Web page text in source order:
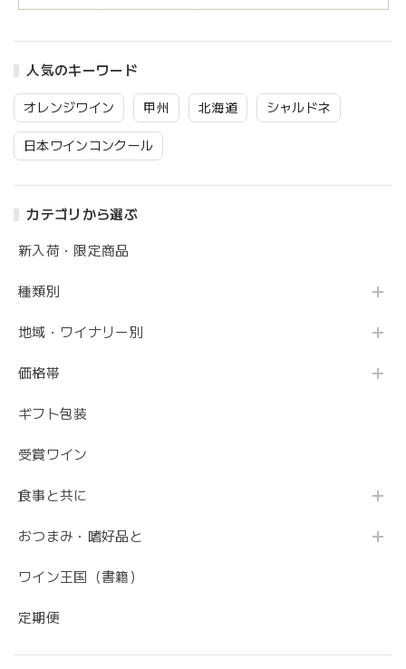
人気のキーワード
オレンジワイン 甲州 北海道 シャルドネ
日本ワインコンクール
カテゴリから選ぶ
新入荷・限定商品
種類別
地域・ワイナリー別
価格帯
ギフト包装
受賞ワイン
食事と共に
おつまみ・嗜好品と
ワイン王国（書籍）
定期便